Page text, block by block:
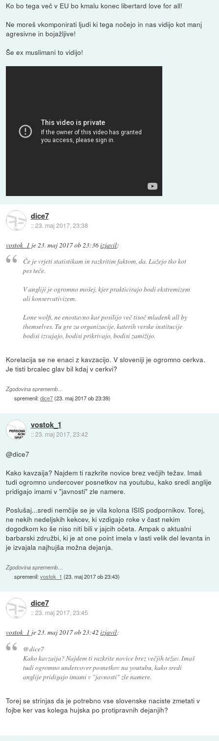
Ko bo tega več v EU bo kmalu konec libertard love for all!
Ne moreš vkomponirati ljudi ki tega nočejo in nas vidijo kot manj
agresivne in bojažljive!
Še ex muslimani to vidijo!
dice7
::23. maj 2017, 23:38
vostok_1 je 23. maj 2017 ob 23:36izjavil:
Če je vrjeti statistikam in razkritim faktom, da. Lažejo tko kot
pes teče.
V angliji je ogromno mošej, kjer prakticirajo bodi ekstremizem
ali konservativizem.
Lone wolfi, ne enostavno kar posilijo več tisoč mladenk all by
themselves. Tu gre za organizacije, katerih verske institucije
bodisi izvajajo, bodisi prikrivajo, bodisi zamižijo.
Korelacija se ne enaci z kavzacijo. V sloveniji je ogromno cerkva.
Je tisti brcalec glav bil kdaj v cerkvi?
Zgodovina sprememb…
spremenil:dice7(23. maj 2017 ob 23:39)
vostok_1
::23. maj 2017, 23:42
@dice7
Kako kavzaija? Najdem ti razkrite novice brez večjih težav. Imaš
tudi ogromno undercover posnetkov na youtubu, kako sredi anglije
pridigajo imami v "javnosti" zle namere.
Poslušaj...sredi nemčije se je vila kolona ISIS podpornikov. Torej,
ne nekih nedeljskih kekcev, ki vzdigajo roke v čast nekim
dogodkom ko še niso niti bili v jajcih očeta. Ampak o aktualni
barbarski združbi, ki je at one point imela v lasti velik del levanta in
je izvajala najhujša možna dejanja.
Zgodovina sprememb…
spremenil:vostok_1 (23. maj 2017 ob 23:43)
dice7
::23. maj 2017, 23:45
vostok_1 je23. maj 2017 ob 23:42 izjavil:
@dice7
Kako kavzaija? Najdem ti razkrite novice brez večjih težav. Imaš
tudi ogromno undercover posnetkov na youtubu, kako sredi
anglije pridigajo imami v "javnosti" zle namere.
Torej se strinjas da je potrebno vse slovenske naciste zmetati v
fojbe ker vas kolega hujska po protipravnih dejanjih?